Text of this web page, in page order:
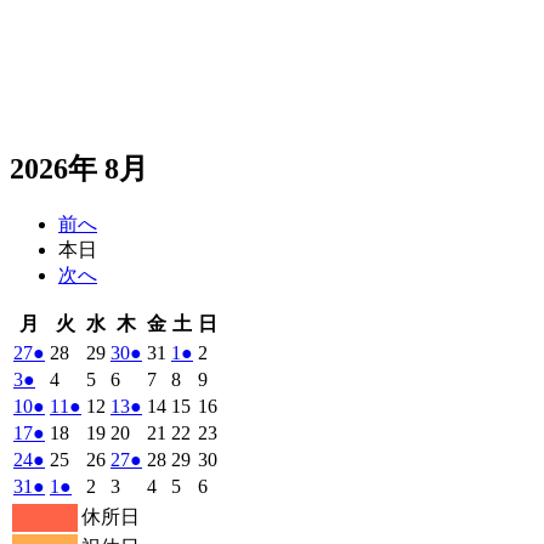
2026年 8月
前へ
本日
次へ
月
曜
日
火 火
曜
日
水 水
曜
日
木木
曜
日
金金
曜
日
土 土
曜
日
日
272026
年
7
月
27
日
● (1
件
の
イ
ベ
ン
ト)
282026
7
月
日
292026
年
7
月
29
日
302026
7
月
30
日
● (1
件
の
イ
ベ
ン
31 2026
年
7
月
31
日
1 2026
年
8
月
1
日
● (1
件
の
イ
ベ
ン
2
年
8
月
2
日
32026
年
8
月
3
日
●
件
の
イ
ベ
ン
ト)
42026
年
8
月
4
日
52026
年
8
月
5
日
62026
年
8
月
6
日
72026
年
8
月
7
日
82026
年
8
月
8
日
92026
年
8
月
9
日
102026
年
8
月
10
● (1
件
の
イ
ベ
ン
11 2026
11
日
● (1
件
の
イ
ベ
ン
12 2026
年
8
月
12
日
132026
年
8
月
日
● (1
件
の
イ
142026
年
8
月
14
152026
年
8
月
15
162026
8
172026
年
8
月
● (1
件
の
イ
ベ
182026
月
18
192026
年
8
19
202026
年
20
21 2026
年
8
22 2026
年
232026
年
242026
年
8
月
● (1
件
の
イ
252026
年
8
月
262026
年
8
月
272026
8
月
● (1
件
282026
年
292026
年
302026
31 2026
年
8
● (1
件
の
1 2026
年
9
●
件
の
2 2026
年
9
32026
年
9
42026
52026
62026
休所日